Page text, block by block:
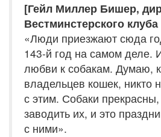
[Гейл Миллер Бишер,
Вестминстерского
«Люди приезжают сюда
143-й год на самом деле.
любви к собакам. Думаю,
владельцев кошек, никто
с этим. Собаки
заводить их, и это
с ними».